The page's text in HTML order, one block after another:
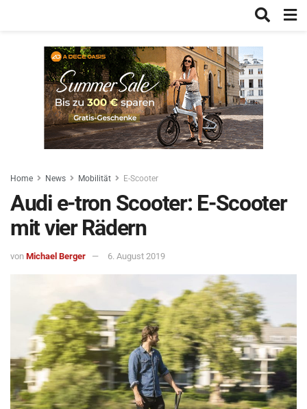
Home News Mobilität E-Scooter
Audi e-tron Scooter: E-Scooter
mit vier Rädern
von Michael Berger 6. August 2019